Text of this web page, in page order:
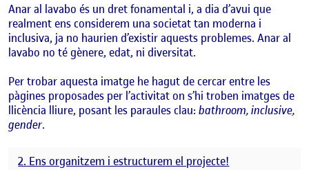
Anar al lavabo és un dret fonamental i, a dia d’avui que
realment ens considerem una societat tan moderna i
inclusiva, ja no haurien d’existir aquests problemes. Anar al
lavabo no té gènere, edat, ni diversitat.
Per trobar aquesta imatge he hagut de cercar entre les
pàgines proposades per l’activitat on s’hi troben imatges de
llicència lliure, posant les paraules clau: bathroom, inclusive,
gender.
2. Ens organitzem i estructurem el projecte!